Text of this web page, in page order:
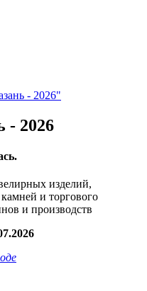
- 2026"
- 2026
изделий,
и торгового
и производств